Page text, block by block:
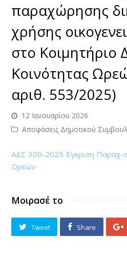
παραχώρησης
χρήσης
στο Κοιμητήριο
Κοινότητας
αριθ. 553/2025)
12 Ιανουαρίου 2026
Αποφάσεις Δημοτικού
ΑΔΣ 300-2025 Έγκριση Παραχ-
Ωρεών
Μοιρασέ το
Tweet Share